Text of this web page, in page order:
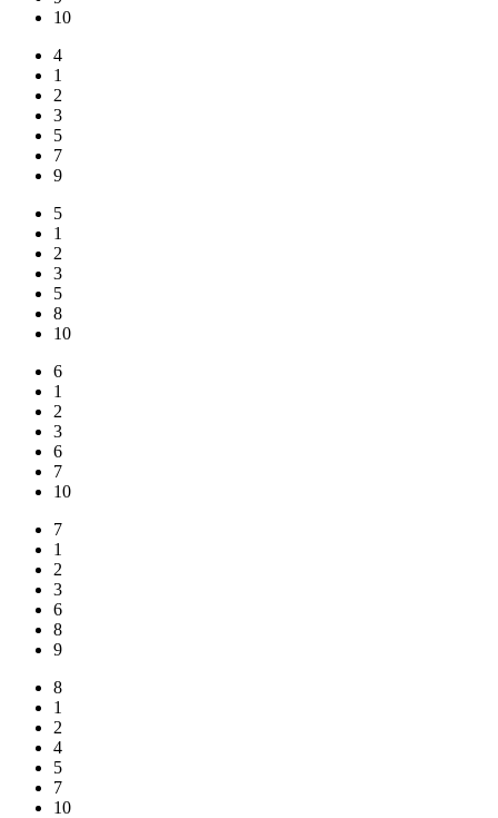
10
4
1
2
3
5
7
9
5
1
2
3
5
8
10
6
1
2
3
6
7
10
7
1
2
3
6
8
9
8
1
2
4
5
7
10